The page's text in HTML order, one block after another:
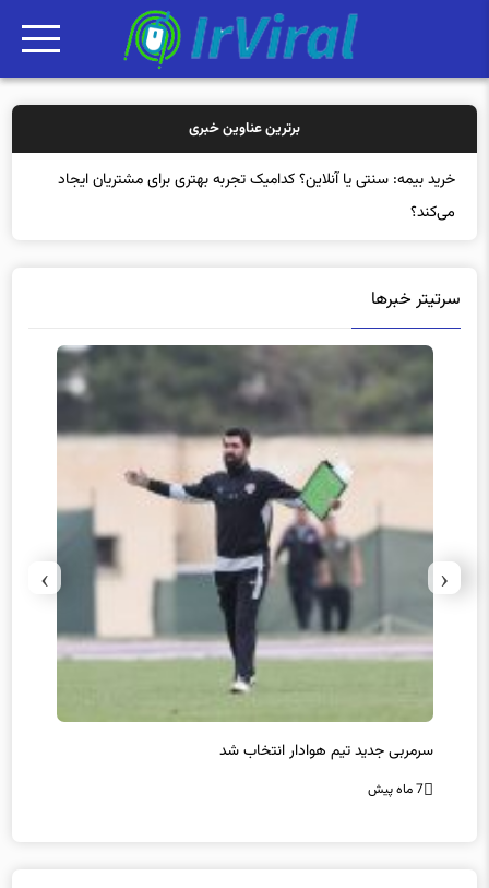
برترین عناوین خبری
خرید
سرمربی جدید تیم هوادار انتخاب شد
7 ماه پیش